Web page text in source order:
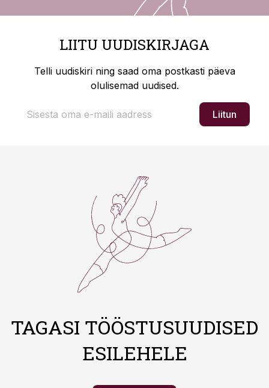
LIITU UUDISKIRJAGA
Telli uudiskiri ning saad oma postkasti päeva
olulisemad uudised.
Liitun
TAGASI TÖÖSTUSUUDISED
ESILEHELE